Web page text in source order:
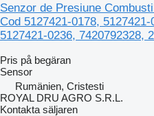
Senzor de Presiune
Cod 5127421-0178,
5127421-0236, 7420792328,
Pris på begäran
Sensor
Rumänien, Cristesti
ROYAL DRU AGRO S.R.L.
Kontakta säljaren